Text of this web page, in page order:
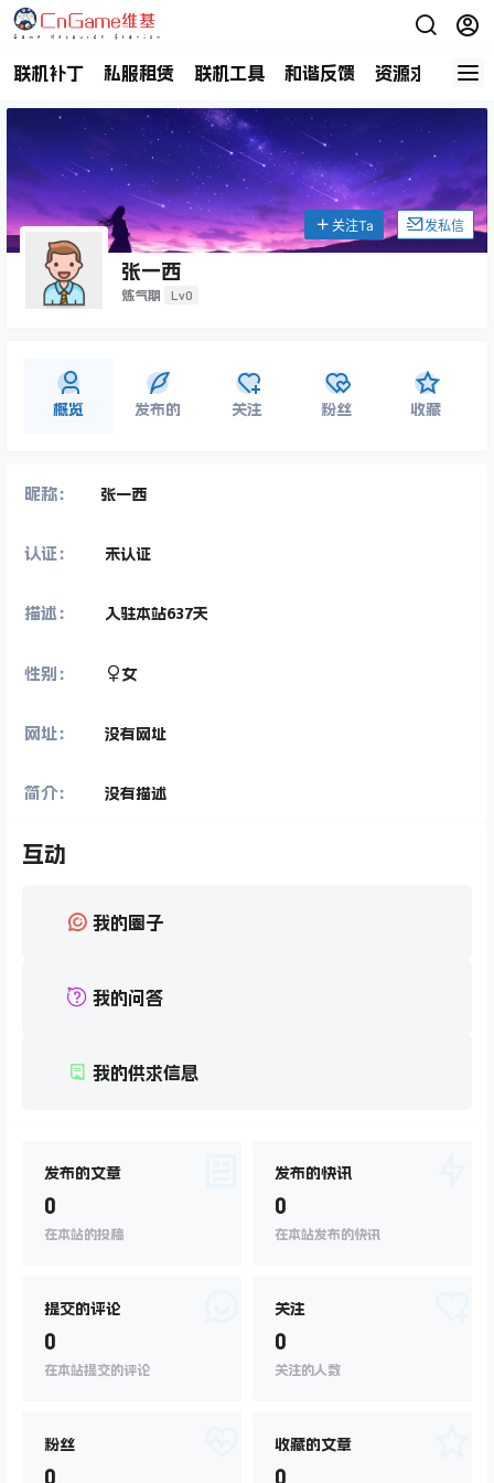
联机补丁 私服租赁 联机工具 和谐反馈 资源求助 商
张一西
炼气期 Lv0
关注Ta 发私信
概览 发布的 关注 粉丝 收藏
昵称： 张一西
认证： 未认证
描述： 入驻本站637天
性别： 女
网址： 没有网址
简介： 没有描述
互动
我的圈子
我的问答
我的供求信息
发布的文章
0
在本站的投稿
发布的快讯
0
在本站发布的快讯
提交的评论
0
在本站提交的评论
关注
0
关注的人数
粉丝
0
收藏的文章
0